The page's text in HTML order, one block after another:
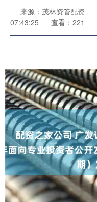
来源：茂林资管配资
07:43:25
查看：221